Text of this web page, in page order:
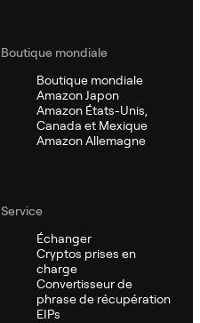
Boutique mondiale
Boutique mondiale
Amazon Japon
Amazon États-Unis,
Canada et Mexique
Amazon Allemagne
Service
Échanger
Cryptos prises en
charge
Convertisseur de
phrase de récupération
EIPs